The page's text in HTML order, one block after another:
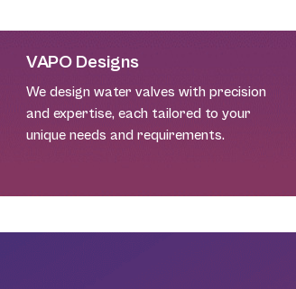
VAPO Designs
We design water valves with precision
and expertise, each tailored to your
unique needs and requirements.